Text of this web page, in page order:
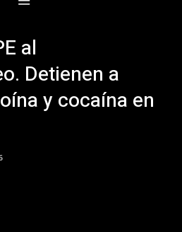
al
Detienen a
y cocaína en